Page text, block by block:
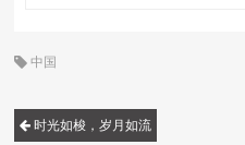
中国
时光如梭，岁月如流